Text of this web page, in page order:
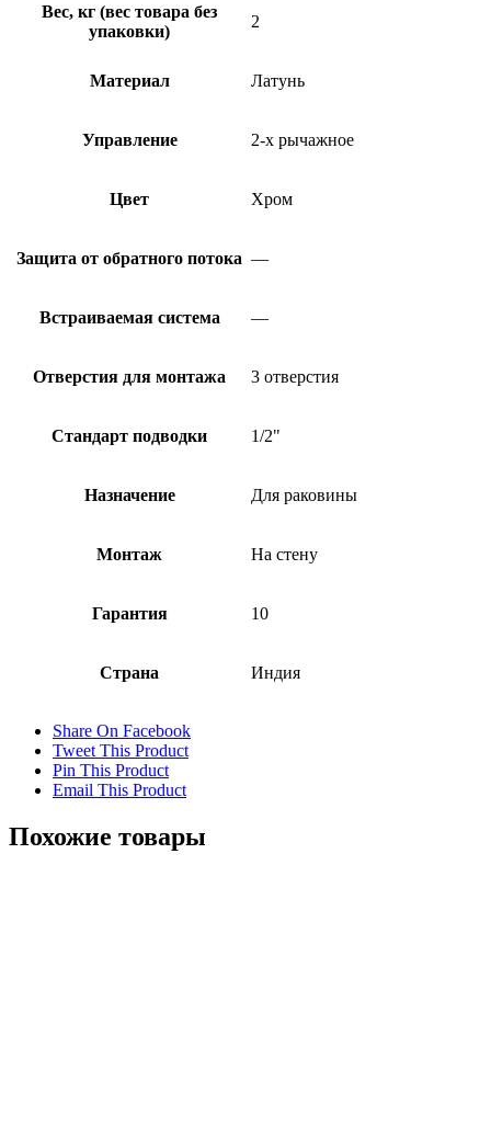
Вес, кг (вес товара без
упаковки)
2
Материал Латунь
Управление 2-х рычажное
Цвет Хром
Защита от обратного потока —
Встраиваемая система —
Отверстия для монтажа 3 отверстия
Стандарт подводки 1/2"
Назначение Для раковины
Монтаж На стену
Гарантия 10
Страна Индия
Share On Facebook
Tweet This Product
Pin This Product
Email This Product
Похожие товары